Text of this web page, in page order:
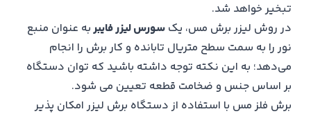
تبخیر خواهد شد.
در روش لیزر برش مس، یک سورس لیزر فایبربه عنوان منبع
نور را به سمت سطح متریال تابانده و کار برش را انجام
می‌دهد؛ به این نکته توجه داشته باشید که توان دستگاه
بر اساس جنس و ضخامت قطعه تعیین می شود.
برش فلز مس با استفاده از دستگاه برش لیزر امکان پذیر